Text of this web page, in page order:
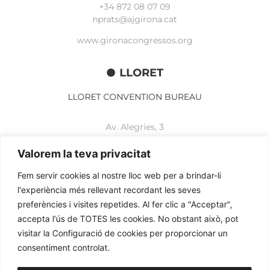
Valorem la teva privacitat
Fem servir cookies al nostre lloc web per a brindar-li
l'experiència més rellevant recordant les seves
preferències i visites repetides. Al fer clic a "Acceptar",
accepta l'ús de TOTES les cookies. No obstant això, pot
visitar la Configuració de cookies per proporcionar un
consentiment controlat.
+34 872 08 07 09
nprats@ajgirona.cat
www.gironacongressos.org
LLORET
LLORET CONVENTION BUREAU
Av. Alegries, 3
+34 972 365 788
www.lloretcb.org
Aviso legal
Política de privacidad
Política de cookies